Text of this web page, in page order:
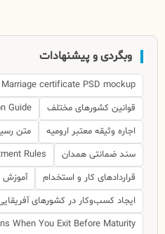
وبگردی و پیشنهادات
Marriage certificate PSD mockup
قوانین کشورهای مختلف
Guide
اجاره وثیقه معتبر ارومیه
متن
سند ضمانتی همدان
Rules
قراردادهای کار و استخدام
آموزش
ایجاد کسب‌وکار در کشورهای
When You Exit Before Maturity